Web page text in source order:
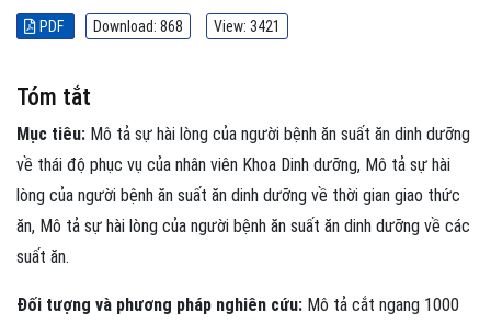
PDF Download: 868 View: 3421
Tóm tắt
Mục tiêu: Mô tả sự hài lòng của người bệnh ăn suất ăn dinh dưỡng
về thái độ phục vụ của nhân viên Khoa Dinh dưỡng, Mô tả sự hài
lòng của người bệnh ăn suất ăn dinh dưỡng về thời gian giao thức
ăn, Mô tả sự hài lòng của người bệnh ăn suất ăn dinh dưỡng về các
suất ăn.
Đối tượng và phương pháp nghiên cứu: Mô tả cắt ngang 1000